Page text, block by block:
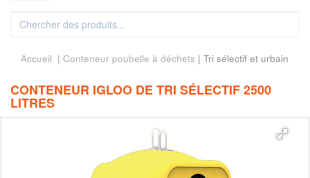
Accueil | Conteneur poubelle à déchets | Tri sélectif et urbain
CONTENEUR IGLOO DE TRI SÉLECTIF 2500
LITRES